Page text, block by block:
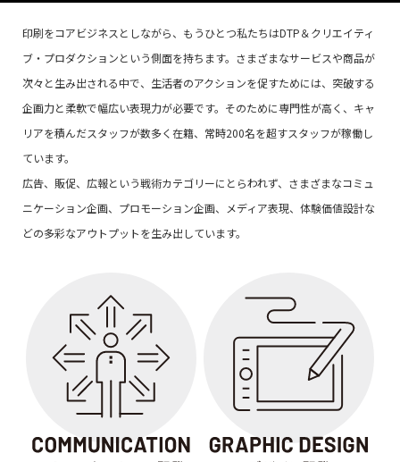
印刷をコアビジネスとしながら、もうひとつ私たちはDTP＆クリエイティ
ブ・プロダクションという側面を持ちます。さまざまなサービスや商品が
次々と生み出される中で、生活者のアクションを促すためには、突破する
企画力と柔軟で幅広い表現力が必要です。そのために専門性が高く、キャ
リアを積んだスタッフが数多く在籍、常時200名を超すスタッフが稼働し
ています。
広告、販促、広報という戦術カテゴリーにとらわれず、さまざまなコミュ
ニケーション企画、プロモーション企画、メディア表現、体験価値設計な
どの多彩なアウトプットを生み出しています。